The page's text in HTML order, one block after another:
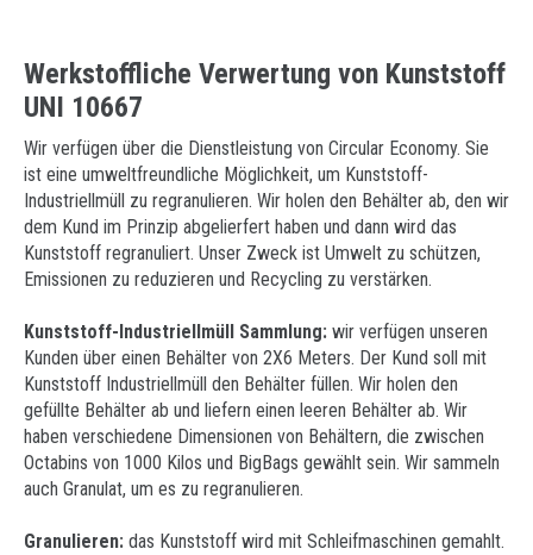
Werkstoffliche Verwertung von Kunststoff
UNI 10667
Wir verfügen über die Dienstleistung von Circular Economy. Sie
ist eine umweltfreundliche Möglichkeit, um Kunststoff-
Industriellmüll zu regranulieren. Wir holen den Behälter ab, den wir
dem Kund im Prinzip abgelierfert haben und dann wird das
Kunststoff regranuliert. Unser Zweck ist Umwelt zu schützen,
Emissionen zu reduzieren und Recycling zu verstärken.
Kunststoff-Industriellmüll Sammlung: wir verfügen unseren
Kunden über einen Behälter von 2X6 Meters. Der Kund soll mit
Kunststoff Industriellmüll den Behälter füllen. Wir holen den
gefüllte Behälter ab und liefern einen leeren Behälter ab. Wir
haben verschiedene Dimensionen von Behältern, die zwischen
Octabins von 1000 Kilos und BigBags gewählt sein. Wir sammeln
auch Granulat, um es zu regranulieren.
Granulieren: das Kunststoff wird mit Schleifmaschinen gemahlt.